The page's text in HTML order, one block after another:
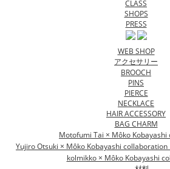
CLASS
SHOPS
PRESS
WEB SHOP
アクセサリー
BROOCH
PINS
PIERCE
NECKLACE
HAIR ACCESSORY
BAG CHARM
Motofumi Tai × Môko
Yujiro Otsuki × Môko Kobayashi collaboration
kolmikko × Môko Kobayashi